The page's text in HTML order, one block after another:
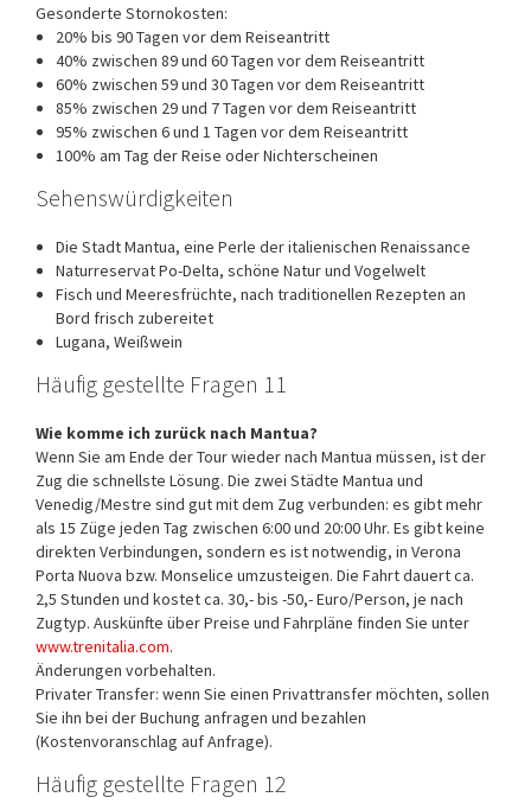
Gesonderte Stornokosten:
20% bis 90 Tagen vor dem Reiseantritt
40% zwischen 89 und 60 Tagen vor dem Reiseantritt
60% zwischen 59 und 30 Tagen vor dem Reiseantritt
85% zwischen 29 und 7 Tagen vor dem Reiseantritt
95% zwischen 6 und 1 Tagen vor dem Reiseantritt
100% am Tag der Reise oder Nichterscheinen
Sehenswürdigkeiten
Die Stadt Mantua, eine Perle der italienischen Renaissance
Naturreservat Po-Delta, schöne Natur und Vogelwelt
Fisch und Meeresfrüchte, nach traditionellen Rezepten an
Bord frisch zubereitet
Lugana, Weißwein
Häufig gestellte Fragen 11
Wie komme ich zurück nach Mantua?
Wenn Sie am Ende der Tour wieder nach Mantua müssen, ist der
Zug die schnellste Lösung. Die zwei Städte Mantua und
Venedig/Mestre sind gut mit dem Zug verbunden: es gibt mehr
als 15 Züge jeden Tag zwischen 6:00 und 20:00 Uhr. Es gibt keine
direkten Verbindungen, sondern es ist notwendig, in Verona
Porta Nuova bzw. Monselice umzusteigen. Die Fahrt dauert ca.
2,5 Stunden und kostet ca. 30,- bis -50,- Euro/Person, je nach
Zugtyp. Auskünfte über Preise und Fahrpläne finden Sie unter
www.trenitalia.com.
Änderungen vorbehalten.
Privater Transfer: wenn Sie einen Privattransfer möchten, sollen
Sie ihn bei der Buchung anfragen und bezahlen
(Kostenvoranschlag auf Anfrage).
Häufig gestellte Fragen 12